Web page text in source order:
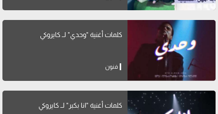
كلمات أغنية "وحدي" لــ كايروكي
فنون
كلمات أغنية "انا بكبر" لــ كايروكي